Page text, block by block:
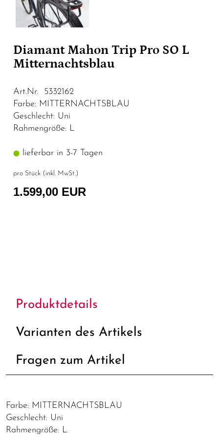
Diamant Mahon Trip Pro SO L
Mitternachtsblau
Art.Nr. 5332162
Farbe: MITTERNACHTSBLAU
Geschlecht: Uni
Rahmengröße: L
lieferbar in 3-7 Tagen
pro Stück (inkl. MwSt.)
1.599,00 EUR
Produktdetails
Varianten des Artikels
Fragen zum Artikel
Farbe: MITTERNACHTSBLAU
Geschlecht: Uni
Rahmengröße: L